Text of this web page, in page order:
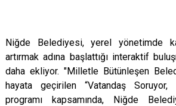
Niğde Belediyesi, yerel yönetimde
artırmak adına başlattığı interaktif
daha ekliyor. "Milletle Bütünleşen
hayata geçirilen “Vatandaş Soruyor,
programı kapsamında, Niğde